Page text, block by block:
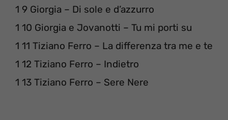
1 9 Giorgia – Di sole e d’azzurro
1 10 Giorgia e Jovanotti – Tu mi porti su
1 11 Tiziano Ferro – La differenza tra me e te
1 12 Tiziano Ferro – Indietro
1 13 Tiziano Ferro – Sere Nere